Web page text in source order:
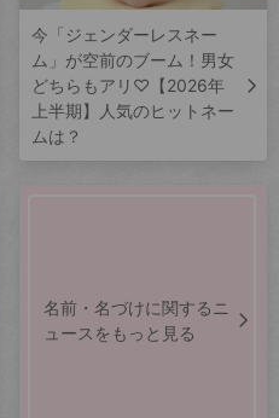
今「ジェンダーレスネー
ム」が空前のブーム！男女
どちらもアリ♡【2026年
上半期】人気のヒットネー
ムは？
名前・名づけに関するニ
ュースをもっと見る